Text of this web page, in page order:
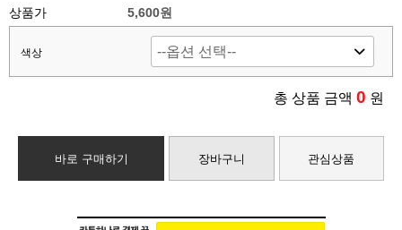
상품가 5,600원
색상
총 상품 금액 0 원
바로 구매하기 장바구니 관심상품